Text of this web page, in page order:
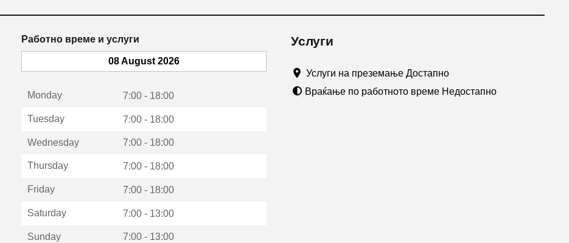
Работно време и услуги
08 August 2026
Monday 7:00 - 18:00
Tuesday 7:00 - 18:00
Wednesday 7:00 - 18:00
Thursday 7:00 - 18:00
Friday 7:00 - 18:00
Saturday 7:00 - 13:00
Sunday 7:00 - 13:00
Услуги
Услуги на преземање Достапно
Враќање по работното време Недостапно